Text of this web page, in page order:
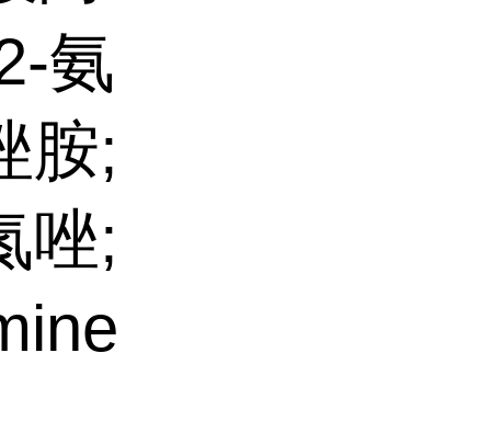
氨
胺;
唑;